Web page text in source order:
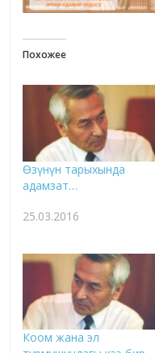
Похожее
Өзүнүн тарыхында
адамзат…
25.03.2016
Коом жана эл